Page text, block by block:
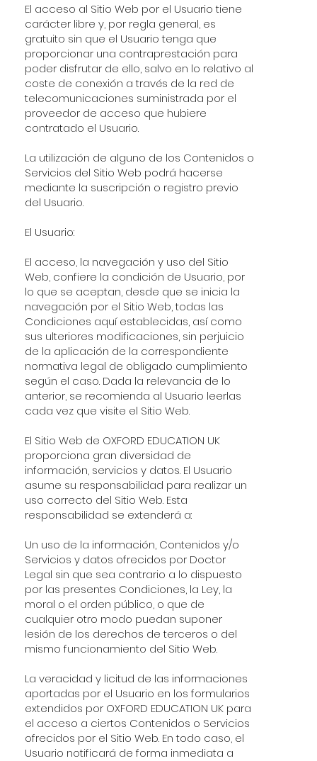
El acceso al Sitio Web por el Usuario tiene
carácter libre y, por regla general, es
gratuito sin que el Usuario tenga que
proporcionar una contraprestación para
poder disfrutar de ello, salvo en lo relativo al
coste de conexión a través de la red de
telecomunicaciones suministrada por el
proveedor de acceso que hubiere
contratado el Usuario.
La utilización de alguno de los Contenidos o
Servicios del Sitio Web podrá hacerse
mediante la suscripción o registro previo
del Usuario.
El Usuario:
El acceso, la navegación y uso del Sitio
Web, confiere la condición de Usuario, por
lo que se aceptan, desde que se inicia la
navegación por el Sitio Web, todas las
Condiciones aquí establecidas, así como
sus ulteriores modificaciones, sin perjuicio
de la aplicación de la correspondiente
normativa legal de obligado cumplimiento
según el caso. Dada la relevancia de lo
anterior, se recomienda al Usuario leerlas
cada vez que visite el Sitio Web.
El Sitio Web de OXFORD EDUCATION UK
proporciona gran diversidad de
información, servicios y datos. El Usuario
asume su responsabilidad para realizar un
uso correcto del Sitio Web. Esta
responsabilidad se extenderá a:
Un uso de la información, Contenidos y/o
Servicios y datos ofrecidos por Doctor
Legal sin que sea contrario a lo dispuesto
por las presentes Condiciones, la Ley, la
moral o el orden público, o que de
cualquier otro modo puedan suponer
lesión de los derechos de terceros o del
mismo funcionamiento del Sitio Web.
La veracidad y licitud de las informaciones
aportadas por el Usuario en los formularios
extendidos por OXFORD EDUCATION UK para
el acceso a ciertos Contenidos o Servicios
ofrecidos por el Sitio Web. En todo caso, el
Usuario notificará de forma inmediata a